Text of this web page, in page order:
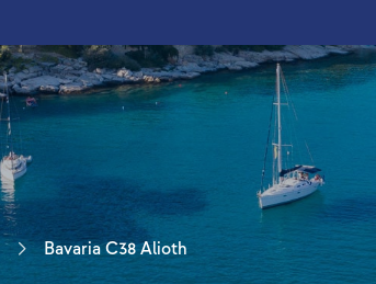
Bavaria C38 Alioth